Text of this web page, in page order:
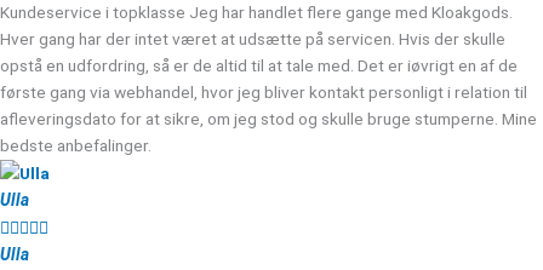
Kundeservice i topklasse Jeg har handlet flere gange med Kloakgods.
Hver gang har der intet været at udsætte på servicen. Hvis der skulle
opstå en udfordring, så er de altid til at tale med. Det er iøvrigt en af de
første gang via webhandel, hvor jeg bliver kontakt personligt i relation til
afleveringsdato for at sikre, om jeg stod og skulle bruge stumperne. Mine
bedste anbefalinger.
Ulla

Ulla